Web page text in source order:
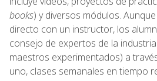
books) y diversos módulos.
directo con un instructor, los
consejo de expertos de la
maestros experimentados) a
uno, clases semanales en tiempo